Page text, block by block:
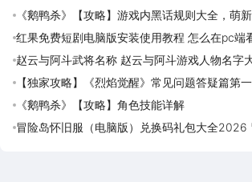
《鹅鸭杀》【攻略】游戏内黑话规则大全，萌
红果免费短剧电脑版安装使用教程 怎么在pc端
赵云与阿斗武将名称 赵云与阿斗游戏人物名字
【独家攻略】《烈焰觉醒》常见问题答疑篇第
《鹅鸭杀》【攻略】角色技能详解
冒险岛怀旧服（电脑版）兑换码礼包大全2026